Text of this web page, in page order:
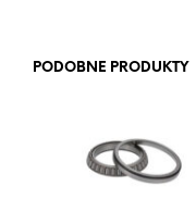
PODOBNE PRODUKTY